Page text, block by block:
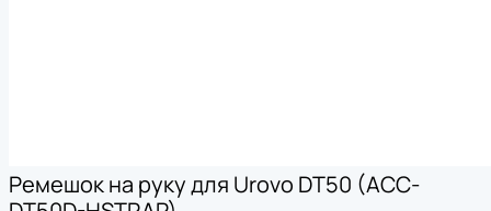
Ремешок на руку для Urovo DT50 (ACC-